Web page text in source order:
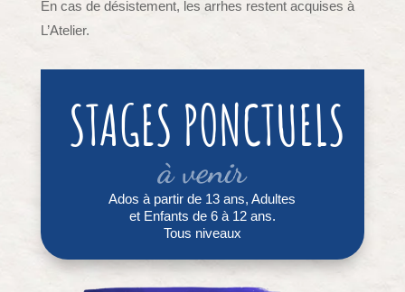
En cas de désistement, les arrhes restent acquises à
L’Atelier.
STAGES PONCTUELS
à venir
Ados à partir de 13 ans, Adultes
et Enfants de 6 à 12 ans.
Tous niveaux